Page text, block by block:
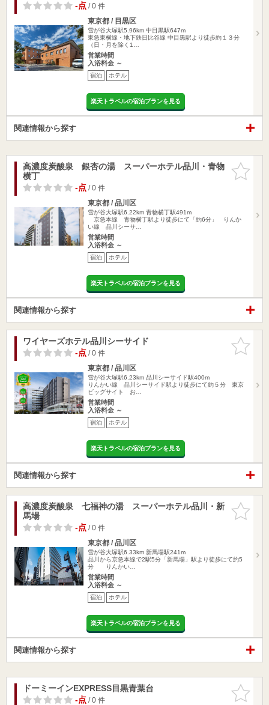
-点/ 0 件
東京都 / 目黒区
雪が谷大塚駅5.96km 中目黒駅647m
東急東横線・地下鉄日比谷線 中目黒駅より徒歩約１３分
（日・月を除く1…
営業時間
入浴料金 ～
宿泊 ホテル
楽天トラベルの宿泊プランを見る
関連情報から探す
お気に入
りに追加
高濃度炭酸泉 銀杏の湯 スーパーホテル品川・青物
横丁
-点/ 0 件
東京都 / 品川区
雪が谷大塚駅6.22km 青物横丁駅491m
京急本線 青物横丁駅より徒歩にて「約6分」 りんか
い線 品川シーサ…
営業時間
入浴料金 ～
宿泊 ホテル
楽天トラベルの宿泊プランを見る
関連情報から探す
お気に入
りに追加
ワイヤーズホテル品川シーサイド
-点/ 0 件
東京都 / 品川区
雪が谷大塚駅6.23km 品川シーサイド駅400m
りんかい線 品川シーサイド駅より徒歩にて約５分 東京
ビッグサイト お…
営業時間
入浴料金 ～
宿泊 ホテル
楽天トラベルの宿泊プランを見る
関連情報から探す
お気に入
りに追加
高濃度炭酸泉 七福神の湯 スーパーホテル品川・新
馬場
-点/ 0 件
東京都 / 品川区
雪が谷大塚駅6.33km 新馬場駅241m
品川から京急本線で2駅5分「新馬場」駅より徒歩にて約5
分 りんかい…
営業時間
入浴料金 ～
宿泊 ホテル
楽天トラベルの宿泊プランを見る
関連情報から探す
お気に入
りに追加
ドーミーインEXPRESS目黒青葉台
-点/ 0 件